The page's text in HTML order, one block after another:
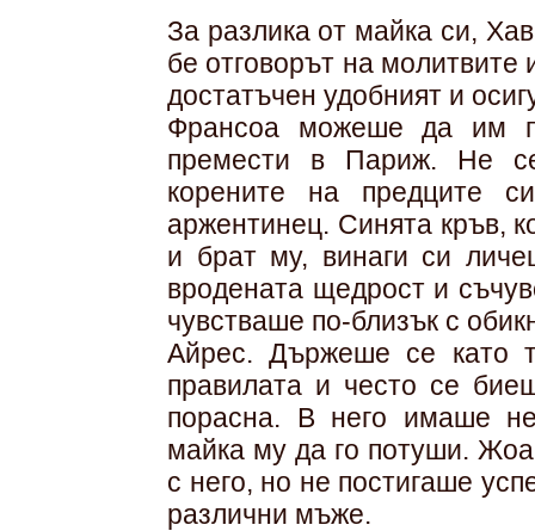
За разлика от майка си,
бе отговорът на
достатъчен удобният и
Франсоа можеше да им
премести в Париж. Не
корените на предците
аржентинец. Синята кръв,
и брат му, винаги си
вродената щедрост и
чувстваше по-близък с
Айрес. Държеше се като
правилата и често се
порасна. В него имаше
майка му да го потуши.
с него, но не постигаше
различни мъже.